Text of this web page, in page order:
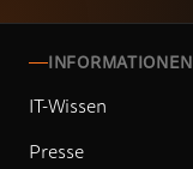
INFORMATIONEN
IT-Wissen
Presse